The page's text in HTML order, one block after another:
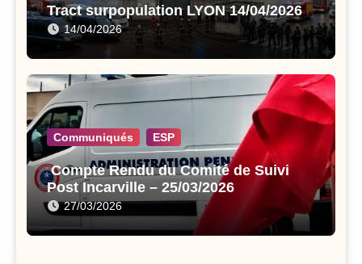
Tract surpopulation LYON 14/04/2026
14/04/2026
Communiqués ESP
Compte Rendu du Comité de Suivi
Post Incarville – 25/03/2026
27/03/2026